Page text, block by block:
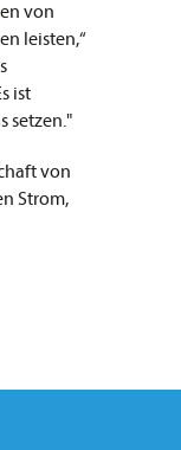
von
leisten,“
ist
setzen."
von
Strom,